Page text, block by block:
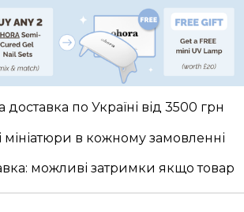
по Україні від 3500 грн
мініатюри в кожному замовленні
можливі затримки якщо товар